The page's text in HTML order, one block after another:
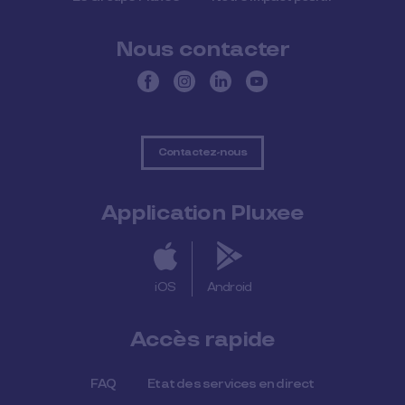
Nous contacter
Contactez-nous
Application Pluxee
iOS Android
Accès rapide
FAQ Etat des services en direct